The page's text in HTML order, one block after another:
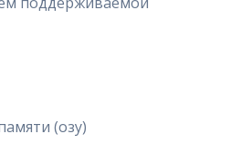
(озу)